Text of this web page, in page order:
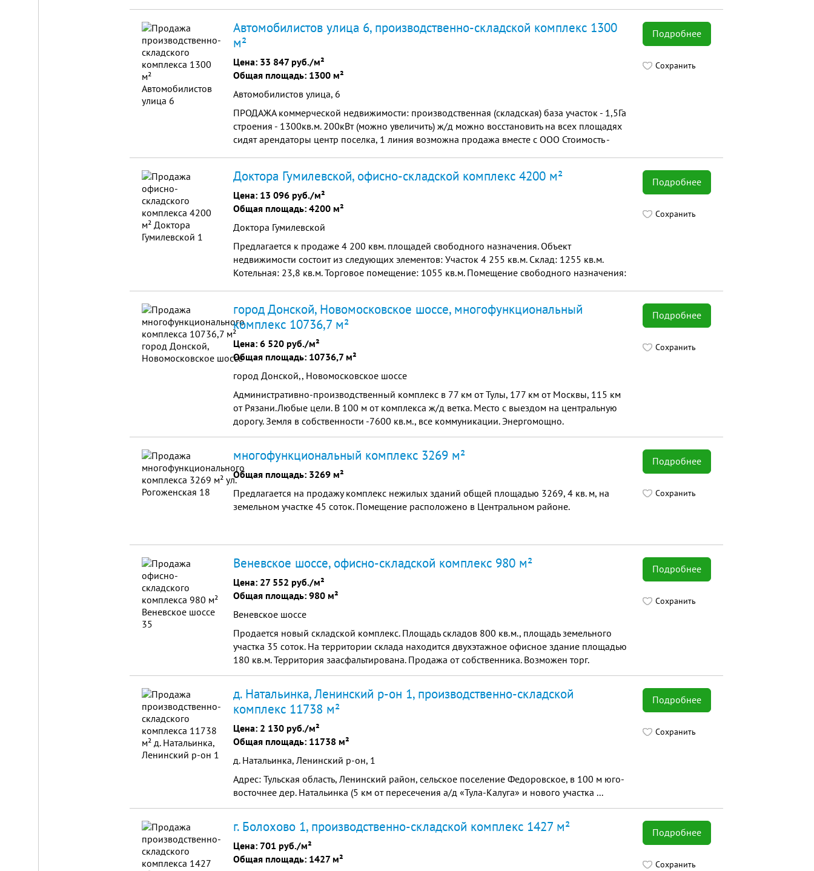
Подробнее
Сохранить
Автомобилистов улица 6, производственно-складской комплекс 1300
м²
Цена: 33 847 руб./м²
Общая площадь: 1300 м²
Автомобилистов улица, 6
ПРОДАЖА коммерческой недвижимости: производственная (складская) база участок - 1,5Га
строения - 1300кв.м. 200кВт (можно увеличить) ж/д можно восстановить на всех площадях
сидят арендаторы центр поселка, 1 линия возможна продажа вместе с ООО Стоимость -
Подробнее
Сохранить
Доктора Гумилевской, офисно-складской комплекс 4200 м²
Цена: 13 096 руб./м²
Общая площадь: 4200 м²
Доктора Гумилевской
Предлагается к продаже 4 200 квм. площадей свободного назначения. Объект
недвижимости состоит из следующих элементов: Участок 4 255 кв.м. Склад: 1255 кв.м.
Котельная: 23,8 кв.м. Торговое помещение: 1055 кв.м. Помещение свободного назначения:
Подробнее
Сохранить
город Донской, Новомосковское шоссе, многофункциональный
комплекс 10736,7 м²
Цена: 6 520 руб./м²
Общая площадь: 10736,7 м²
город Донской,, Новомосковское шоссе
Административно-производственный комплекс в 77 км от Тулы, 177 км от Москвы, 115 км
от Рязани.Любые цели. В 100 м от комплекса ж/д ветка. Место с выездом на центральную
дорогу. Земля в собственности -7600 кв.м., все коммуникации. Энергомощно.
Подробнее
Сохранить
многофункциональный комплекс 3269 м²
Общая площадь: 3269 м²
Предлагается на продажу комплекс нежилых зданий общей площадью 3269, 4 кв. м, на
земельном участке 45 соток. Помещение расположено в Центральном районе.
Подробнее
Сохранить
Веневское шоссе, офисно-складской комплекс 980 м²
Цена: 27 552 руб./м²
Общая площадь: 980 м²
Веневское шоссе
Продается новый складской комплекс. Площадь складов 800 кв.м., площадь земельного
участка 35 соток. На территории склада находится двухэтажное офисное здание площадью
180 кв.м. Территория заасфальтирована. Продажа от собственника. Возможен торг.
Подробнее
Сохранить
д. Натальинка, Ленинский р-он 1, производственно-складской
комплекс 11738 м²
Цена: 2 130 руб./м²
Общая площадь: 11738 м²
д. Натальинка, Ленинский р-он, 1
Адрес: Тульская область, Ленинский район, сельское поселение Федоровское, в 100 м юго-
восточнее дер. Натальинка (5 км от пересечения а/д «Тула-Калуга» и нового участка ...
Подробнее
Сохранить
г. Болохово 1, производственно-складской комплекс 1427 м²
Цена: 701 руб./м²
Общая площадь: 1427 м²